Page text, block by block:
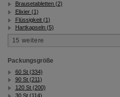
Brausetabletten (2)
Elixier (1)
Flüssigkeit (1)
Hartkapseln (5)
Packungsgröße
60 St (334)
90 St (211)
120 St (200)
30 St (114)